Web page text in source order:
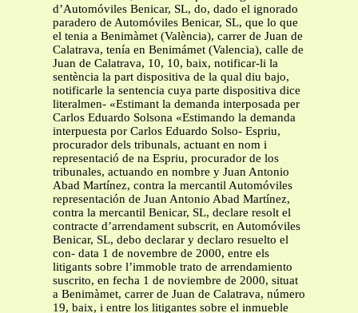
d’Automóviles Benicar, SL, do, dado el ignorado
paradero de Automóviles Benicar, SL, que lo que
el tenia a Benimàmet (València), carrer de Juan de
Calatrava, tenía en Benimámet (Valencia), calle de
Juan de Calatrava, 10, 10, baix, notificar-li la
sentència la part dispositiva de la qual diu bajo,
notificarle la sentencia cuya parte dispositiva dice
literalmen- «Estimant la demanda interposada per
Carlos Eduardo Solsona «Estimando la demanda
interpuesta por Carlos Eduardo Solso- Espriu,
procurador dels tribunals, actuant en nom i
representació de na Espriu, procurador de los
tribunales, actuando en nombre y Juan Antonio
Abad Martínez, contra la mercantil Automóviles
representación de Juan Antonio Abad Martínez,
contra la mercantil Benicar, SL, declare resolt el
contracte d’arrendament subscrit, en Automóviles
Benicar, SL, debo declarar y declaro resuelto el
con- data 1 de novembre de 2000, entre els
litigants sobre l’immoble trato de arrendamiento
suscrito, en fecha 1 de noviembre de 2000, situat
a Benimàmet, carrer de Juan de Calatrava, número
19, baix, i entre los litigantes sobre el inmueble